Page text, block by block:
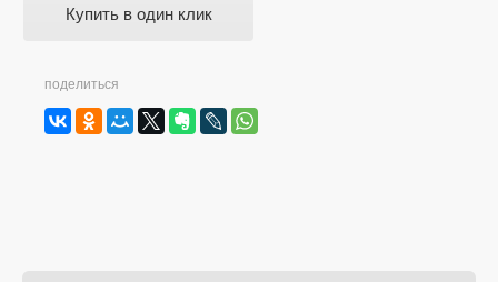
Купить в один клик
поделиться